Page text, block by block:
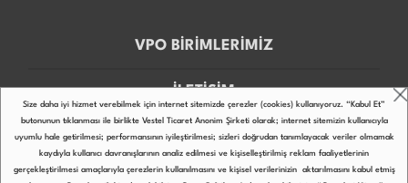
VPO BİRİMLERİMİZ
İLETİŞİM
Copyright © 2022
Size daha iyi hizmet verebilmek için internet sitemizde çerezler (cookies) kullanıyoruz. “Kabul Et”
butonunun tıklanması ile birlikte Vestel Ticaret Anonim Şirketi olarak; internet sitemizin kullanıcıyla
uyumlu hale getirilmesi; performansının iyileştirilmesi; sizleri doğrudan tanımlayacak veriler olmamak
kaydıyla kullanıcı davranışlarının analiz edilmesi ve kişiselleştirilmiş reklam faaliyetlerinin
gerçekleştirilmesi amaçlarıyla çerezlerin kullanılmasını ve kişisel verilerinizin aktarılmasını kabul etmiş